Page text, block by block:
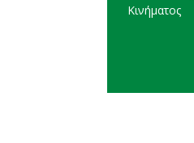
Κινήματος